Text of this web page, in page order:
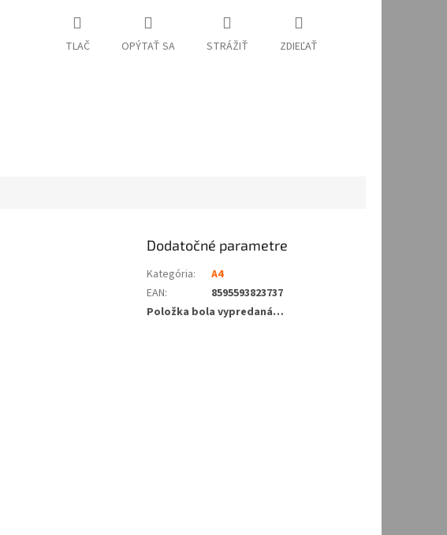
TLAČ OPÝTAŤ SA STRÁŽIŤ ZDIEĽAŤ
Dodatočné parametre
Kategória:
A4
EAN:
8595593823737
Položka bola vypredaná…